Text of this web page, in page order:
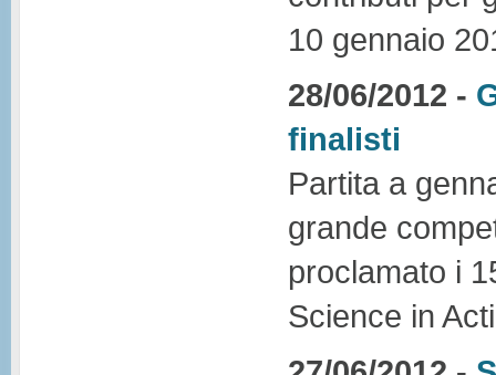
10 gennaio
28/06/2012 -
finalisti
Partita a
grande
proclamato i
Science in